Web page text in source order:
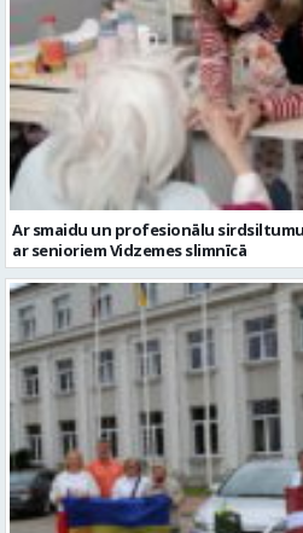
Ar smaidu un profesionālu
ar senioriem Vidzemes slimnīcā